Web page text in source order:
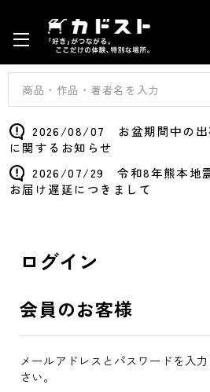
2026/08/07 お盆期間中の出
に関するお知らせ
2026/07/29 令和8年熊本地
お届け遅延につきまして
ログイン
会員のお客様
メールアドレスとパスワードを入
さい。